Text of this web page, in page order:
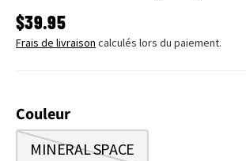
PRIX HABITUEL
$39.95
Frais de livraison calculés lors du paiement.
Couleur
MINERAL SPACE